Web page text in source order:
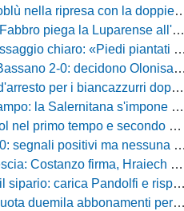
di Faggioli e i gol di Candellori e Perrotta
piega la Luparense all'88'
piantati a terra, ma la crescita è evidente»
0: decidono Olonisakin e Mondonico
per i biancazzurri dopo tre successi
Salernitana s'impone di misura 2-1
successo per la squadra di Marchionni
ma nessuna rete nell'ultimo collaudo
vicino e nel pomeriggio c'è l'amichevole
e risposta da record degli abbonati
abbonamenti per il prossimo campionato